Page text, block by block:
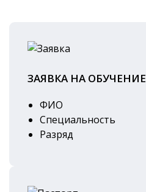
ЗАЯВКА НА ОБУЧЕНИЕ
ФИО
Специальность
Разряд